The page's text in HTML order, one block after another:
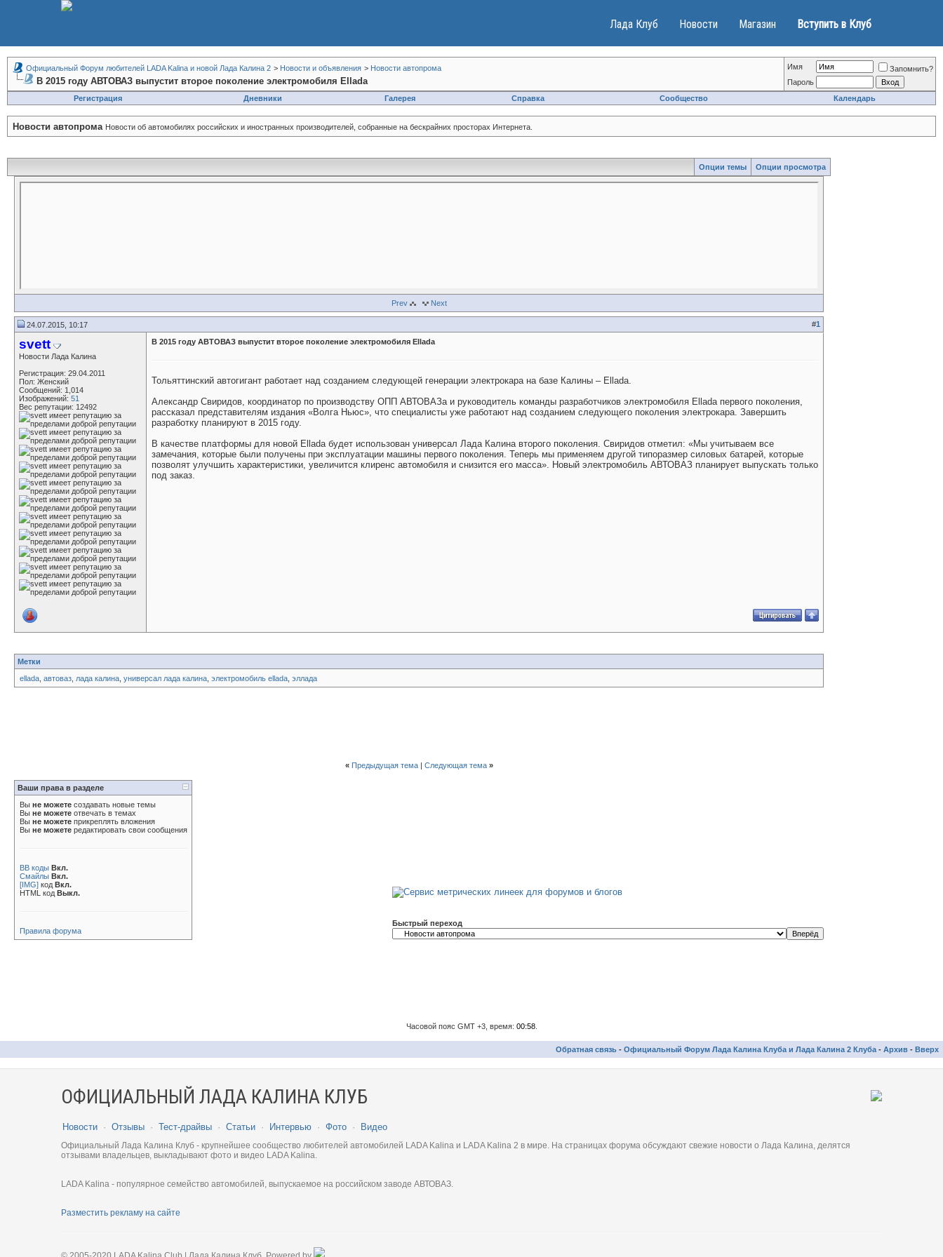
Лада Клуб Новости Магазин Вступить в Клуб
Официальный Форум любителей LADA Kalina и новой Лада Калина 2 > Новости и объявления > Новости автопрома
В 2015 году АВТОВАЗ выпустит второе поколение электромобиля Ellada
Имя
Запомнить?
Пароль
Регистрация
Дневники Галерея Справка Сообщество Календарь
Новости автопрома Новости об автомобилях российских и иностранных производителей, собранные на бескрайних просторах Интернета.
Опции темы Опции просмотра
Prev Next
24.07.2015, 10:17 #1
svett
Новости Лада Калина
Регистрация: 29.04.2011
Пол: Женский
Сообщений: 1,014
Изображений: 51
Вес репутации: 12492
В 2015 году АВТОВАЗ выпустит второе поколение электромобиля Ellada
Тольяттинский автогигант работает над созданием следующей генерации электрокара на базе Калины – Ellada.
Александр Свиридов, координатор по производству ОПП АВТОВАЗа и руководитель команды разработчиков электромобиля Ellada первого поколения,
рассказал представителям издания «Волга Ньюс», что специалисты уже работают над созданием следующего поколения электрокара. Завершить
разработку планируют в 2015 году.
В качестве платформы для новой Ellada будет использован универсал Лада Калина второго поколения. Свиридов отметил: «Мы учитываем все
замечания, которые были получены при эксплуатации машины первого поколения. Теперь мы применяем другой типоразмер силовых батарей, которые
позволят улучшить характеристики, увеличится клиренс автомобиля и снизится его масса». Новый электромобиль АВТОВАЗ планирует выпускать только
под заказ.
Метки
ellada автоваз лада калина универсал лада калина электромобиль ellada эллада
« Предыдущая тема| Следующая тема »
Ваши права в разделе
Вы не можете создавать новые темы
Вы не можете отвечать в темах
Вы не можете прикреплять вложения
Вы не можете редактировать свои сообщения
BB коды Вкл.
Смайлы Вкл.
[IMG] код Вкл.
HTML код Выкл.
Правила форума
Быстрый переход
Часовой пояс GMT +3, время: 00:58.
Обратная связь - Официальный Форум Лада Калина Клуба и Лада Калина 2 Клуба - Архив - Вверх
ОФИЦИАЛЬНЫЙ ЛАДА КАЛИНА КЛУБ
Новости · Отзывы · Тест-драйвы · Статьи · Интервью · Фото · Видео
Официальный Лада Калина Клуб - крупнейшее сообщество любителей автомобилей LADA Kalina и LADA Kalina 2 в мире. На страницах форума обсуждают свежие новости о Лада Калина, делятся
отзывами владельцев, выкладывают фото и видео LADA Kalina.
LADA Kalina - популярное семейство автомобилей, выпускаемое на российском заводе АВТОВАЗ.
Разместить рекламу на сайте